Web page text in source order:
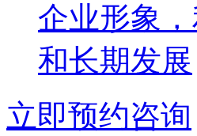
企业形象
和长期发展
立即预约咨询